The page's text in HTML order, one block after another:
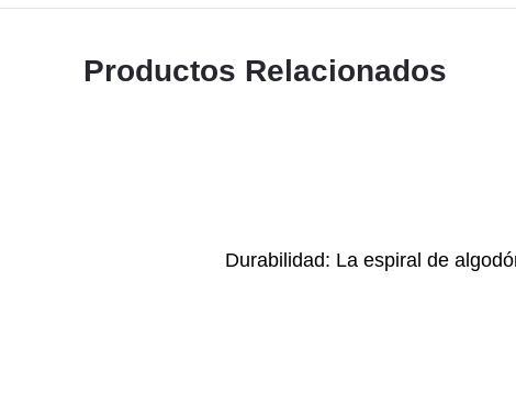
Productos Relacionados
Durabilidad: La espiral de